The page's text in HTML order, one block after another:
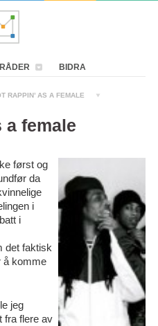
BIDRA
RAPPIN’ AS A FEMALE
a female
først og
da
i
i
det faktisk
å komme
jeg
fra flere av